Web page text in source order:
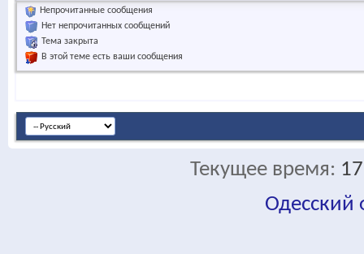
Непрочитанные сообщения
Нет непрочитанных сообщений
Тема закрыта
В этой теме есть ваши сообщения
Текущее время:
Одесский